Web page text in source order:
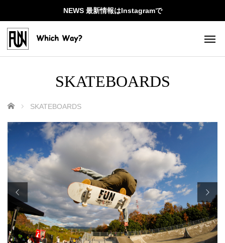
NEWS 最新情報はInstagramで
SKATEBOARDS
ホーム SKATEBOARDS
 